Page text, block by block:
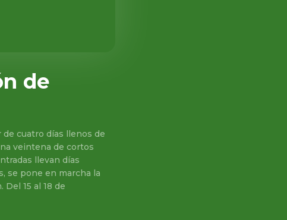
de
cuatro días llenos de
veintena de cortos
llevan días
se pone en marcha la
15 al 18 de